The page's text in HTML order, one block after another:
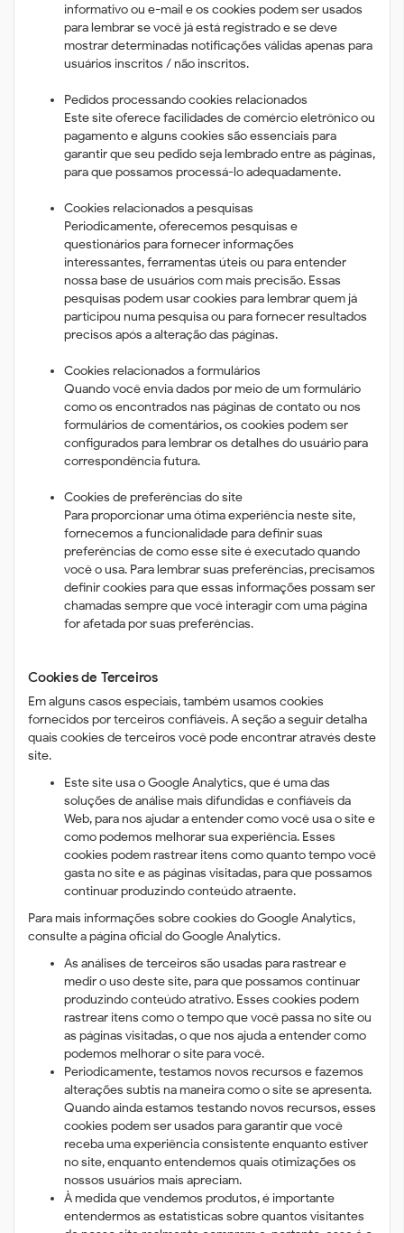
informativo ou e-mail e os cookies podem ser usados ​​
para lembrar se você já está registrado e se deve
mostrar determinadas notificações válidas apenas para
usuários inscritos / não inscritos.
Pedidos processando cookies relacionados
Este site oferece facilidades de comércio eletrônico ou
pagamento e alguns cookies são essenciais para
garantir que seu pedido seja lembrado entre as páginas,
para que possamos processá-lo adequadamente.
Cookies relacionados a pesquisas
Periodicamente, oferecemos pesquisas e
questionários para fornecer informações
interessantes, ferramentas úteis ou para entender
nossa base de usuários com mais precisão. Essas
pesquisas podem usar cookies para lembrar quem j
participou numa pesquisa ou para fornecer resultados
precisos após a alteração das páginas.
Cookies relacionados a formulários
Quando você envia dados por meio de um formulário
como os encontrados nas páginas de contato ou nos
formulários de comentários, os cookies podem ser
configurados para lembrar os detalhes do usuário para
correspondência futura.
Cookies de preferências do site
Para proporcionar uma ótima experiência neste site,
fornecemos a funcionalidade para definir suas
preferências de como esse site é executado quando
você o usa. Para lembrar suas preferências, precisamos
definir cookies para que essas informações possam ser
chamadas sempre que você interagir com uma página
for afetada por suas preferências.
Cookies de Terceiros
Em alguns casos especiais, também usamos cookies
fornecidos por terceiros confiáveis. A seção a seguir detalha
quais cookies de terceiros você pode encontrar através deste
site.
Este site usa o Google Analytics, que é uma das
soluções de análise mais difundidas e confiáveis ​​da
Web, para nos ajudar a entender como você usa o site e
como podemos melhorar sua experiência. Esses
cookies podem rastrear itens como quanto tempo você
gasta no site e as páginas visitadas, para que possamos
continuar produzindo conteúdo atraente.
Para mais informações sobre cookies do Google Analytics,
consulte a página oficial do Google Analytics.
As análises de terceiros são usadas para rastrear e
medir o uso deste site, para que possamos continuar
produzindo conteúdo atrativo. Esses cookies podem
rastrear itens como o tempo que você passa no site ou
as páginas visitadas, o que nos ajuda a entender como
podemos melhorar o site para você.
Periodicamente, testamos novos recursos e fazemos
alterações subtis na maneira como o site se apresenta.
Quando ainda estamos testando novos recursos, esses
cookies podem ser usados ​​para garantir que você
receba uma experiência consistente enquanto estiver
no site, enquanto entendemos quais otimizações os
nossos usuários mais apreciam.
À medida que vendemos produtos, é importante
entendermos as estatísticas sobre quantos visitantes